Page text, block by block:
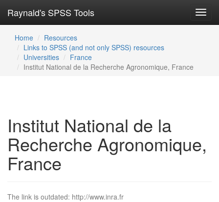
Raynald's SPSS Tools
Home
Resources
Links to SPSS (and not only SPSS) resources
Universities
France
Institut National de la Recherche Agronomique, France
Institut National de la
Recherche Agronomique,
France
The link is outdated: http://www.inra.fr